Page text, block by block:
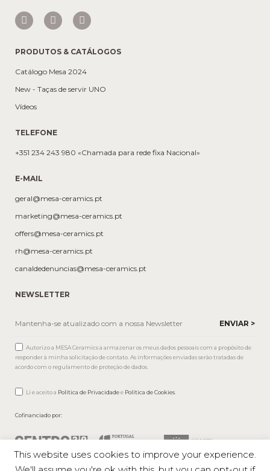
PRODUTOS & CATÁLOGOS
Catálogo Mesa 2024
New - Taças de servir UNO
Vídeos
TELEFONE
+351 234 243 980 «Chamada para rede fixa Nacional»
E-MAIL
geral@mesa-ceramics.pt
marketing@mesa-ceramics.pt
offers@mesa-ceramics.pt
rh@mesa-ceramics.pt
canaldedenuncias@mesa-ceramics.pt
NEWSLETTER
Autorizo a MESA Ceramics a armazenar os meus dados pessoais com a propósito de
responder à minha solicitação de contato. As informações enviadas serão tratadas de
acordo com o regulamento de proteção de dados.
Li e aceito a Política de Privacidadee Política de Cookies
Cofinanciado por:
This website uses cookies to improve your experience.